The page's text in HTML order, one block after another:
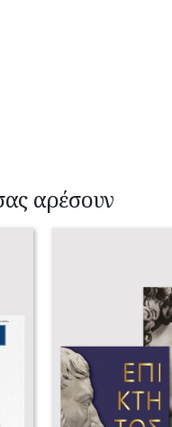
αρέσουν